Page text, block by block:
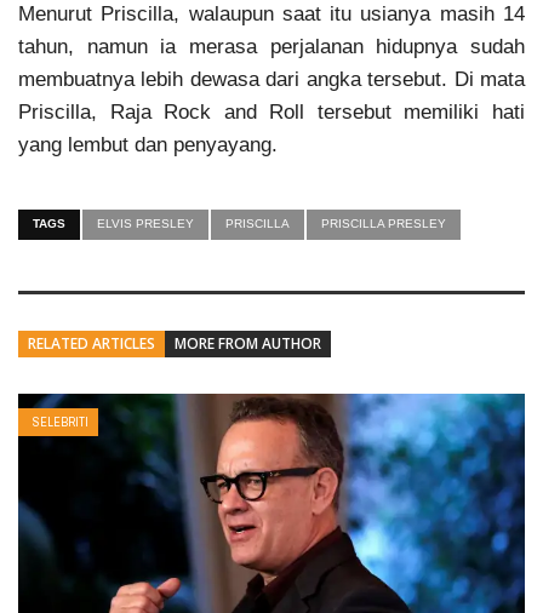
Menurut Priscilla, walaupun saat itu usianya masih 14
tahun, namun ia merasa perjalanan hidupnya sudah
membuatnya lebih dewasa dari angka tersebut. Di mata
Priscilla, Raja Rock and Roll tersebut memiliki hati
yang lembut dan penyayang.
TAGS ELVIS PRESLEY PRISCILLA PRISCILLA PRESLEY
RELATED ARTICLES MORE FROM AUTHOR
SELEBRITI